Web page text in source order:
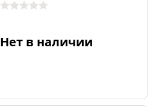
Нет в наличии